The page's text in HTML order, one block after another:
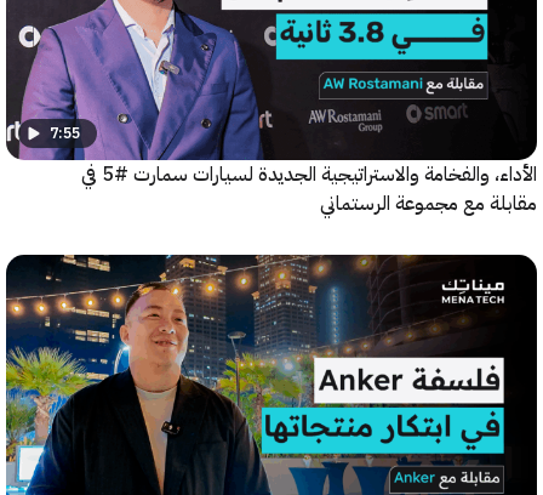
7:55
الأداء، والفخامة والاستراتيجية الجديدة لسيارات سمارت #5 في
مع مجموعة الرستماني